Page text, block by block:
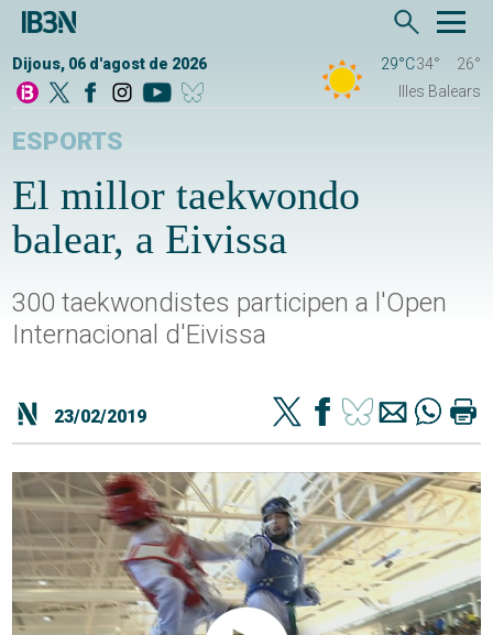
Dijous, 06 d'agost de 2026 29°C34°
26°
Illes Balears
ESPORTS
El millor taekwondo
balear, a Eivissa
300 taekwondistes participen a l'Open
Internacional d'Eivissa
23/02/2019